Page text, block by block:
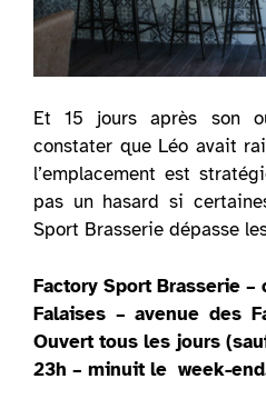
Et 15 jours après son
constater que Léo avait
l’emplacement est
pas un hasard si
Sport Brasserie dépasse
Factory Sport Brasserie
Falaises – avenue des
Ouvert tous les jours
23h – minuit le week-